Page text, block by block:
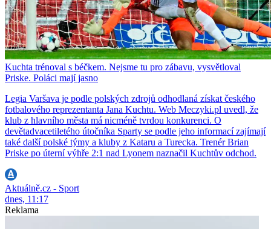
Kuchta trénoval s béčkem. Nejsme tu pro zábavu, vysvětloval
Priske. Poláci mají jasno
Legia Varšava je podle polských zdrojů odhodlaná získat českého
fotbalového reprezentanta Jana Kuchtu. Web Meczyki.pl uvedl, že
klub z hlavního města má nicméně tvrdou konkurenci. O
devětadvacetiletého útočníka Sparty se podle jeho informací zajímají
také další polské týmy a kluby z Kataru a Turecka. Trenér Brian
Priske po úterní výhře 2:1 nad Lyonem naznačil Kuchtův odchod.
Aktuálně.cz - Sport
dnes, 11:17
Reklama